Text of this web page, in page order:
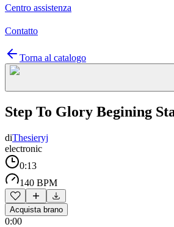
Centro assistenza
Contatto
Torna al catalogo
Step To Glory Begining
diThesieryj
electronic
0:13
140 BPM
Acquista brano
0:00